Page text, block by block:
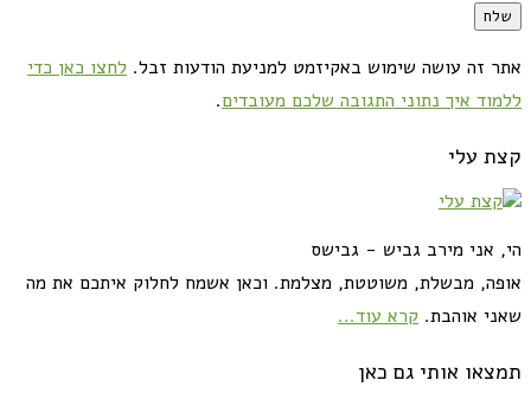
אתר זה עושה שימוש באקיזמט למניעת הודעות זבל. לחצו כאן כדי
ללמוד איך נתוני התגובה שלכם מעובדים.
קצת עלי
הי, אני מירב גביש - גבישס
אופה, מבשלת, משוטטת, מצלמת. וכאן אשמח לחלוק איתכם את מה
שאני אוהבת. קרא עוד...
תמצאו אותי גם כאן